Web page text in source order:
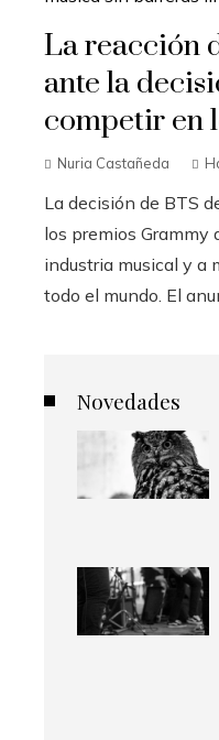
La reacción
ante la
competir en
Nuria Castañeda
La decisión de BTS
los premios Grammy
industria musical y a
todo el mundo. El
Novedades